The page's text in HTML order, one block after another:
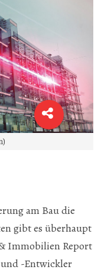
am Bau die
gibt es überhaupt
Immobilien Report
-Entwickler